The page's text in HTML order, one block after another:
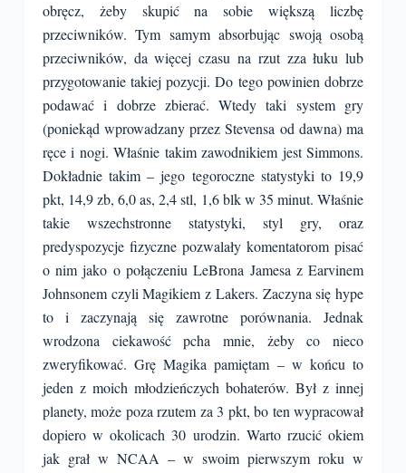
obręcz, żeby skupić na sobie większą liczbę
przeciwników. Tym samym absorbując swoją osobą
przeciwników, da więcej czasu na rzut zza łuku lub
przygotowanie takiej pozycji. Do tego powinien dobrze
podawać i dobrze zbierać. Wtedy taki system gry
(poniekąd wprowadzany przez Stevensa od dawna) ma
ręce i nogi. Właśnie takim zawodnikiem jest Simmons.
Dokładnie takim – jego tegoroczne statystyki to 19,9
pkt, 14,9 zb, 6,0 as, 2,4 stl, 1,6 blk w 35 minut. Właśnie
takie wszechstronne statystyki, styl gry, oraz
predyspozycje fizyczne pozwalały komentatorom pisać
o nim jako o połączeniu LeBrona Jamesa z Earvinem
Johnsonem czyli Magikiem z Lakers. Zaczyna się hype
to i zaczynają się zawrotne porównania. Jednak
wrodzona ciekawość pcha mnie, żeby co nieco
zweryfikować. Grę Magika pamiętam – w końcu to
jeden z moich młodzieńczych bohaterów. Był z innej
planety, może poza rzutem za 3 pkt, bo ten wypracował
dopiero w okolicach 30 urodzin. Warto rzucić okiem
jak grał w NCAA – w swoim pierwszym roku w